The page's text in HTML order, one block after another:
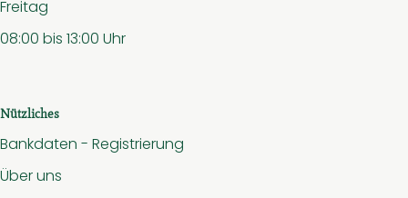
Freitag
08:00 bis 13:00 Uhr
Nützliches
Bankdaten - Registrierung
Über uns